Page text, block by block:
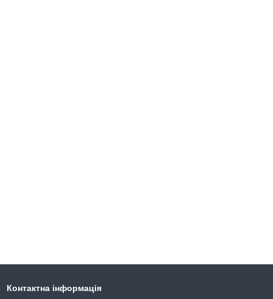
Контактна інформація